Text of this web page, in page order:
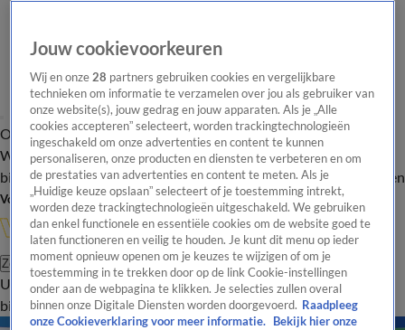
Overzicht Onze programma's Uitzendingen Onze gezichten
In de
WandelgangenInterviewsUitzending
bijwonenPodcastShopVeelgestelde vragenKijkersvraag insturen
Volg Vandaag Inside
Zoeken
UitzendingenVandaag InsideDe OranjezomerShopUitzending
bijwonen
Jouw cookievoorkeuren
Wij en onze28 partners gebruiken cookies en vergelijkbare
technieken om informatie te verzamelen over jou als gebruiker van
onze website(s), jouw gedrag en jouw apparaten. Als je „Alle
cookies accepteren” selecteert, worden trackingtechnologieën
ingeschakeld om onze advertenties en content te kunnen
personaliseren, onze producten en diensten te verbeteren en om
de prestaties van advertenties en content te meten. Als je
„Huidige keuze opslaan” selecteert of je toestemming intrekt,
worden deze trackingtechnologieën uitgeschakeld. We gebruiken
dan enkel functionele en essentiële cookies om de website goed te
laten functioneren en veilig te houden. Je kunt dit menu op ieder
moment opnieuw openen om je keuzes te wijzigen of om je
toestemming in te trekken door op de link Cookie-instellingen
onder aan de webpagina te klikken. Je selecties zullen overal
binnen onze Digitale Diensten worden doorgevoerd. Raadpleeg
onze Cookieverklaring voor meer informatie.
Bekijk hier onze